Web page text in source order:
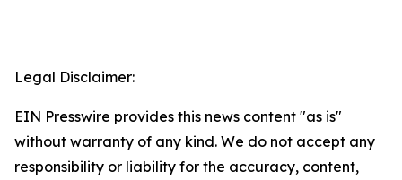
Legal Disclaimer:
EIN Presswire provides this news content "as is"
without warranty of any kind. We do not accept any
responsibility or liability for the accuracy, content,